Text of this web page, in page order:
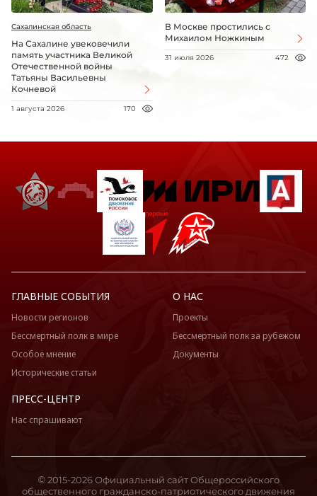
Сахалинская область
На Сахалине увековечили
память участника Великой
Отечественной войны
Татьяны Васильевны
Кочневой
1 августа 2026 170
В Москве простились с
Михаилом Ножкиным
31 июля 2026 472
ГЛАВНЫЕ СОБЫТИЯ
Новости регионов
Бессмертный полк в мире
Особое мнение
Исторические статьи
О НАС
Проекты
Бессмертный полк за рубежом
Документы
ПРЕСС-ЦЕНТР
Нас спрашивают
© 2015-2026 Официальный сайт Общероссийского
общественного гражданско-патриотического движения